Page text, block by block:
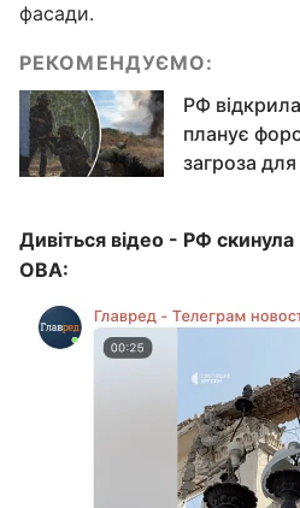
фасади.
РЕКОМЕНДУЄМО:
РФ
планує
загроза
Дивіться відео - РФ
ОВА: